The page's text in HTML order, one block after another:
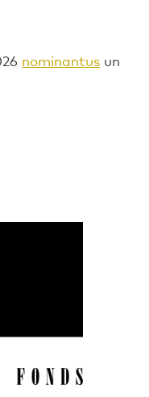
nominantus un